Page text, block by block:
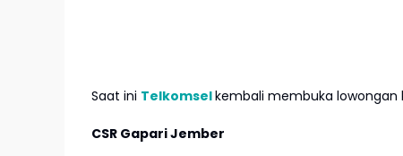
Saat ini Telkomselkembali membuka lowongan
CSR Gapari Jember